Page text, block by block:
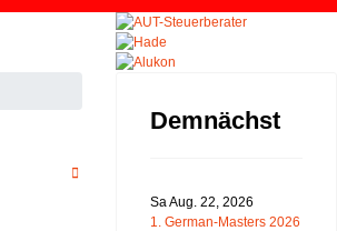
Demnächst
Sa Aug. 22, 2026
1. German-Masters 2026